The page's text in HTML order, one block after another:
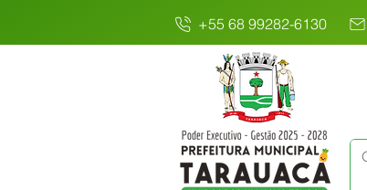
+55 68 99282-6130